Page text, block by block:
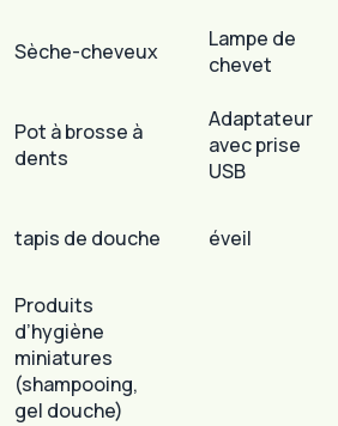
Sèche-cheveux
Lampe de
chevet
Pot à brosse à
dents
Adaptateur
avec prise
USB
tapis de douche éveil
Produits
d’hygiène
miniatures
(shampooing,
gel douche)